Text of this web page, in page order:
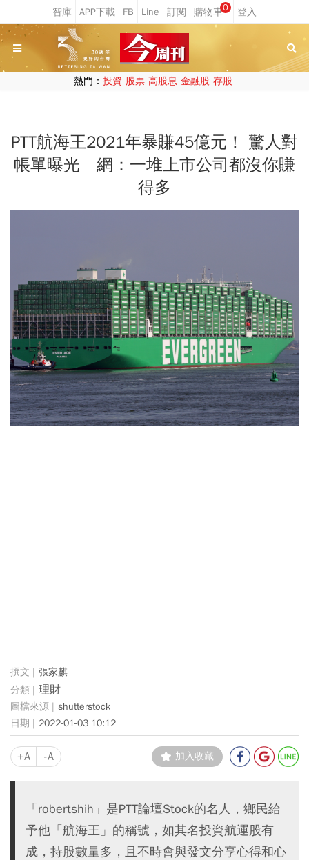
0
熱門： 投資 股票 高股息 金融股 存股
PTT航海王2021年暴賺45億元！ 驚人對
帳單曝光 網：一堆上市公司都沒你賺
得多
張家麒
理財
shutterstock
2022-01-03 10:12
+A -A 加入收藏
「robertshih」是PTT論壇Stock的名人，鄉民給
予他「航海王」的稱號，如其名投資航運股有
成，持股數量多，且不時會與發文分享心得和心